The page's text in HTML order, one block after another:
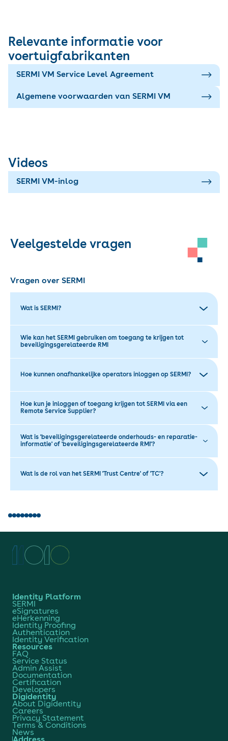
Relevante informatie voor
voertuigfabrikanten
SERMI VM Service Level Agreement
Algemene voorwaarden van SERMI VM
Videos
SERMI VM-inlog
Veelgestelde vragen
Vragen over SERMI
Wat is SERMI?
Wie kan het SERMI gebruiken om toegang te krijgen tot
beveiligingsgerelateerde RMI
Hoe kunnen onafhankelijke operators inloggen op SERMI?
Hoe kun je inloggen of toegang krijgen tot SERMI via een
Remote Service Supplier?
Wat is 'beveiligingsgerelateerde onderhouds- en reparatie-
informatie' of 'beveiligingsgerelateerde RMI'?
Wat is de rol van het SERMI 'Trust Centre' of 'TC'?
Identity Platform
SERMI
eSignatures
eHerkenning
Identity Proofing
Authentication
Identity Verification
Resources
FAQ
Service Status
Admin Assist
Documentation
Certification
Developers
Digidentity
About Digidentity
Careers
Privacy Statement
Terms & Conditions
News